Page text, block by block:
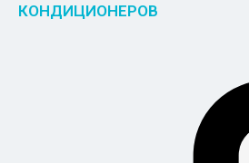
КОНДИЦИОНЕРОВ